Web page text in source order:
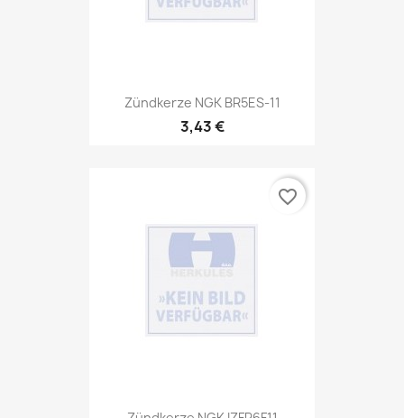
Zündkerze NGK BR5ES-11
3,43 €
favorite_border